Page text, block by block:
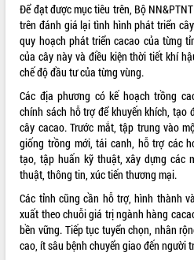
QUY HOẠCH - KẾ HOẠCH
Để đạt được mục tiêu trên, Bộ
trên đánh giá lại tình hình phát triển
quy hoạch phát triển cacao của từng
của cây này và điều kiện thời tiết khí
chế độ đầu tư của từng vùng.
Các địa phương có kế hoạch trồng
chính sách hỗ trợ để khuyến khích, tạo
cây cacao. Trước mắt, tập trung vào
giống trồng mới, tái canh, hỗ trợ các
tạo, tập huấn kỹ thuật, xây dựng các
thuật, thông tin, xúc tiến thương mại.
Các tỉnh cũng cần hỗ trợ, hình thành
xuất theo chuỗi giá trị ngành hàng
bền vững. Tiếp tục tuyển chọn, nhân
cao, ít sâu bệnh chuyển giao đến người